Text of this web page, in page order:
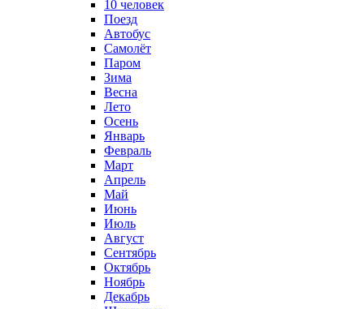
10 человек
Поезд
Автобус
Самолёт
Паром
Зима
Весна
Лето
Осень
Январь
Февраль
Март
Апрель
Май
Июнь
Июль
Август
Сентябрь
Октябрь
Ноябрь
Декабрь